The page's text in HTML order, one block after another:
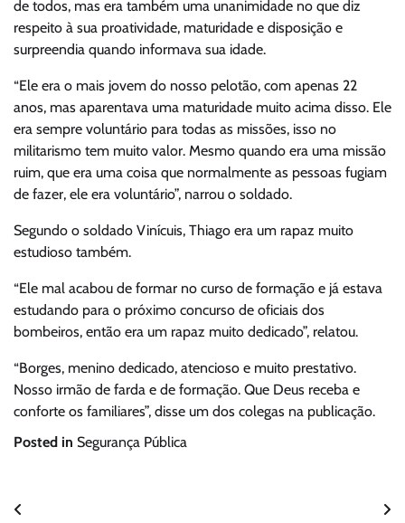
de todos, mas era também uma unanimidade no que diz
respeito à sua proatividade, maturidade e disposição e
surpreendia quando informava sua idade.
“Ele era o mais jovem do nosso pelotão, com apenas 22
anos, mas aparentava uma maturidade muito acima disso. Ele
era sempre voluntário para todas as missões, isso no
militarismo tem muito valor. Mesmo quando era uma missão
ruim, que era uma coisa que normalmente as pessoas fugiam
de fazer, ele era voluntário”, narrou o soldado.
Segundo o soldado Vinícuis, Thiago era um rapaz muito
estudioso também.
“Ele mal acabou de formar no curso de formação e já estava
estudando para o próximo concurso de oficiais dos
bombeiros, então era um rapaz muito dedicado”, relatou.
“Borges, menino dedicado, atencioso e muito prestativo.
Nosso irmão de farda e de formação. Que Deus receba e
conforte os familiares”, disse um dos colegas na publicação.
Posted in Segurança Pública
Navegação